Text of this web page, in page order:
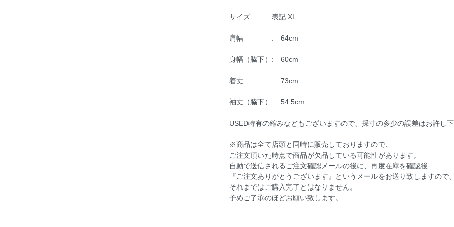
サイズ 表記 XL
肩幅 : 64cm
身幅（脇下）: 60cm
着丈 : 73cm
袖丈（脇下）: 54.5cm
USED特有の縮みなどもございますので、採寸の多少の誤差はお許し下
※商品は全て店頭と同時に販売しておりますので、
ご注文頂いた時点で商品が欠品している可能性があります。
自動で送信されるご注文確認メールの後に、再度在庫を確認後
『ご注文ありがとうございます』というメールをお送り致しますので、
それまではご購入完了とはなりません。
予めご了承のほどお願い致します。